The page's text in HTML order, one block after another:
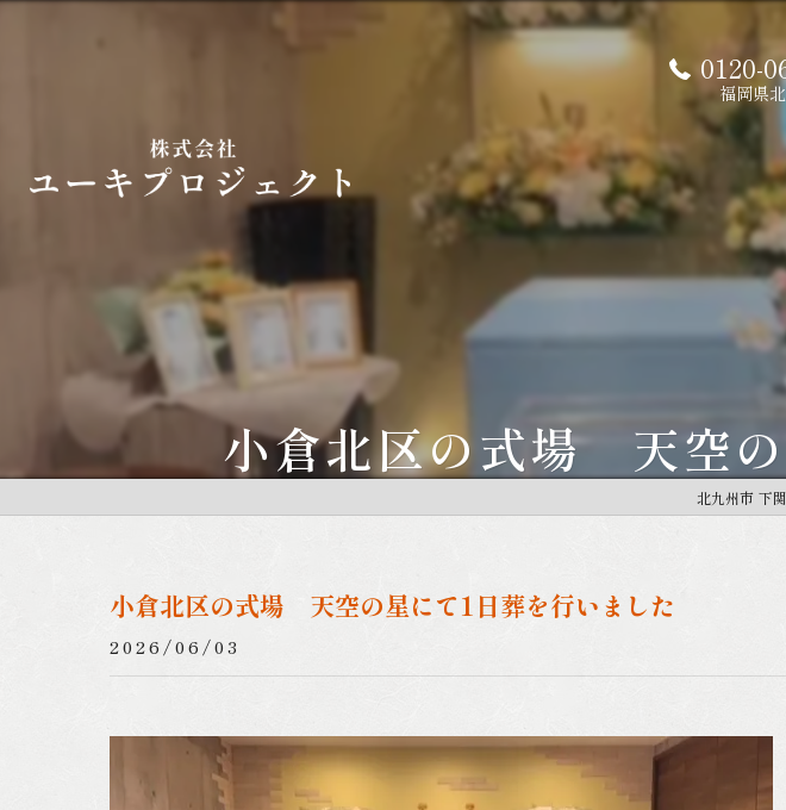
0120-
福岡県
小倉北区の式場 天空
北九州市 下
小倉北区の式場 天空の星にて1日葬を行いました
2026/06/03